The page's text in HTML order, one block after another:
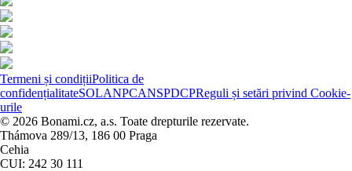
Termeni și condițiiPolitica de
confidențialitateSOLANPCANSPDCPReguli și setări privind Cookie-
urile
© 2026 Bonami.cz, a.s. Toate drepturile rezervate.
Thámova 289/13, 186 00 Praga
Cehia
CUI: 242 30 111